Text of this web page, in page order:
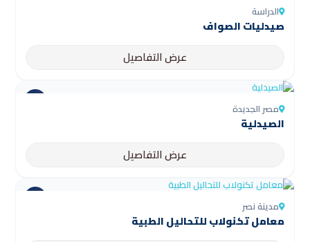
الدراسة
صيدليات الصواف
عرض التفاصيل
مصر الجديدة
الصيدلية
عرض التفاصيل
مدينة نصر
معامل تكنولاب للتحاليل الطبية